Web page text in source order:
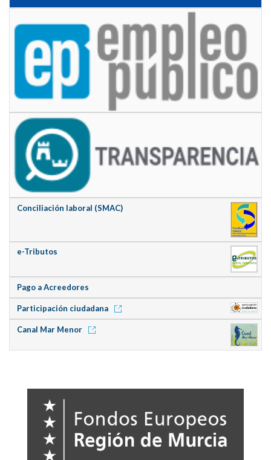
Conciliación laboral (SMAC)
e-Tributos
Pago a Acreedores
Participación ciudadana
Canal Mar Menor